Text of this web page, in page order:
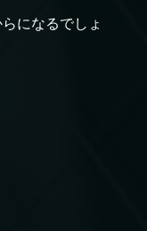
になるでしょ